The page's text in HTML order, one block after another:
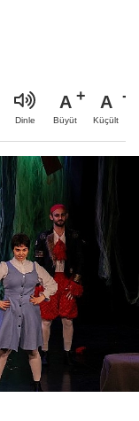
Dinle
A
Büyüt
A
Küçült